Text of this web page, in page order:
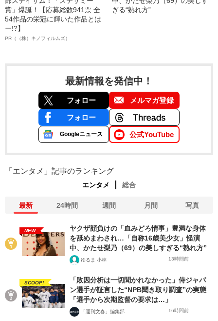
賞」爆誕！【応募総数941票 全
54作品の栄冠に輝いた作品とは
ー!?】
PR（（株）キノフィルムズ）
ぎる“熟れ方”
最新情報を発信中！
フォロー メルマガ登録
フォロー
Googleニュース 公式YouTube
「エンタメ」記事のランキング
エンタメ 総合
最新 24時間 週間 月間 写真
NEW
ヤクザ顔負けの「血みどろ情事」豊満な身体
を舐めまわされ…「自称16歳美少女」怪演
中、かたせ梨乃（69）の美しすぎる“熟れ方”
ゆるま 小林 13時間前
SCOOP!
「敗因分析は一切聞かれなかった」侍ジャパ
ン選手が証言した“NPB聞き取り調査”の実態
「選手から次期監督の要求は…」
「週刊文春」編集部 16時間前